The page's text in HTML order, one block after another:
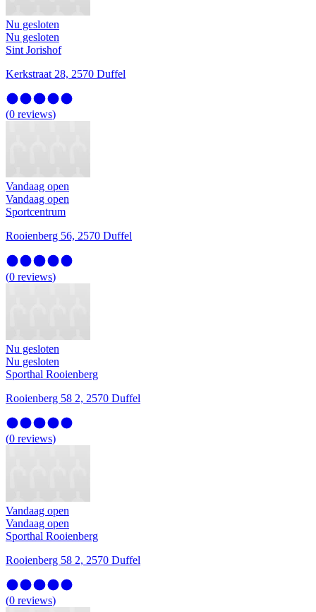
Nu gesloten
Nu gesloten
Sint Jorishof
Kerkstraat 28, 2570 Duffel
(0 reviews)
Vandaag open
Vandaag open
Sportcentrum
Rooienberg 56, 2570 Duffel
(0 reviews)
Nu gesloten
Nu gesloten
Sporthal Rooienberg
Rooienberg 58 2, 2570 Duffel
(0 reviews)
Vandaag open
Vandaag open
Sporthal Rooienberg
Rooienberg 58 2, 2570 Duffel
(0 reviews)